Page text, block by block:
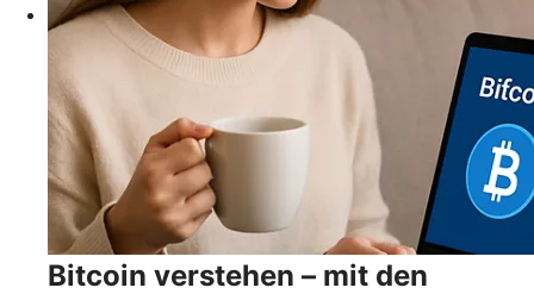
Bitcoin verstehen – mit den